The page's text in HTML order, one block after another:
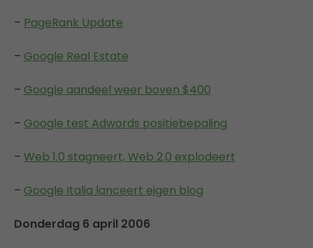
– PageRank Update
– Google Real Estate
– Google aandeel weer boven $400
– Google test Adwords positiebepaling
– Web 1.0 stagneert, Web 2.0 explodeert
– Google Italia lanceert eigen blog
Donderdag 6 april 2006